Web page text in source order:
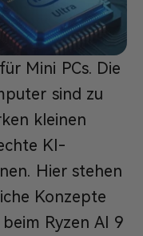
Mini PCs. Die
sind zu
kleinen
KI-
Hier stehen
Konzepte
Ryzen AI 9